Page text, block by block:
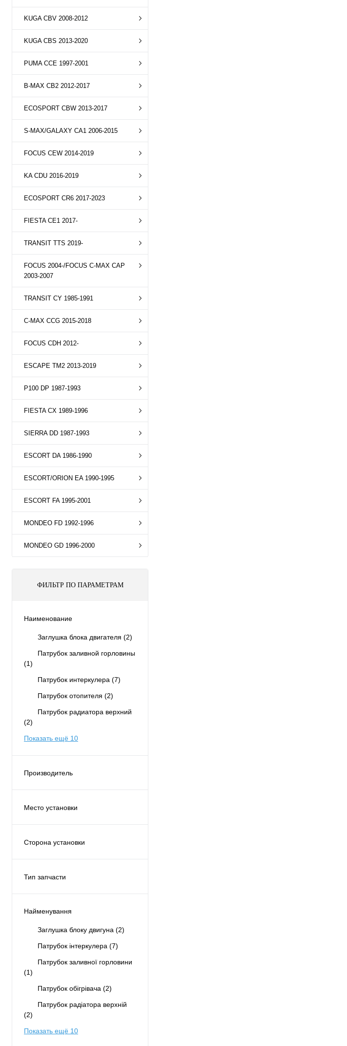
KUGA CBV 2008-2012
KUGA CBS 2013-2020
PUMA CCE 1997-2001
B-MAX CB2 2012-2017
ECOSPORT CBW 2013-2017
S-MAX/GALAXY CA1 2006-2015
FOCUS CEW 2014-2019
KA CDU 2016-2019
ECOSPORT CR6 2017-2023
FIESTA CE1 2017-
TRANSIT TTS 2019-
FOCUS 2004-/FOCUS C-MAX CAP
2003-2007
TRANSIT CY 1985-1991
C-MAX CCG 2015-2018
FOCUS CDH 2012-
ESCAPE TM2 2013-2019
P100 DP 1987-1993
FIESTA CX 1989-1996
SIERRA DD 1987-1993
ESCORT DA 1986-1990
ESCORT/ORION EA 1990-1995
ESCORT FA 1995-2001
MONDEO FD 1992-1996
MONDEO GD 1996-2000
ФИЛЬТР ПО ПАРАМЕТРАМ
Наименование
Заглушка блока двигателя (2)
Патрубок заливной горловины
(1)
Патрубок интеркулера (7)
Патрубок отопителя (2)
Патрубок радиатора верхний
(2)
Показать ещё 10
Производитель
Место установки
Сторона установки
Тип запчасти
Найменування
Заглушка блоку двигуна (2)
Патрубок інтеркулера (7)
Патрубок заливної горловини
(1)
Патрубок обігрівача (2)
Патрубок радіатора верхній
(2)
Показать ещё 10